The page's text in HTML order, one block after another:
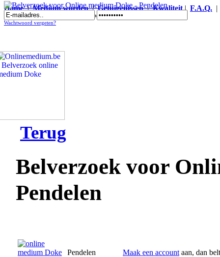
Home|Medium worden|Getuigenissen|Kwaliteit| F.A.Q.
Belverzoek voor Online medium Doke - Pendelen
Wachtwoord vergeten?
Terug
Belverzoek voor
Pendelen
Pendelen Maak een account aan, dan